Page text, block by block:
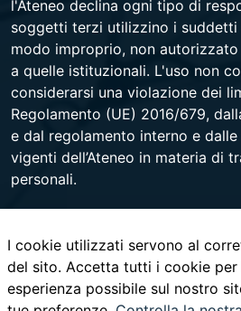
l'Ateneo declina ogni tipo di
soggetti terzi utilizzino i suddetti
modo improprio, non
a quelle istituzionali. L'uso non
considerarsi una violazione dei
Regolamento (UE) 2016/679,
e dal regolamento interno e
vigenti dell’Ateneo in materia di
personali.
Università degli Studi di Napoli
Corso Umberto I 40 - 80138
081 2531111 -
I cookie utilizzati servono al
del sito. Accetta tutti i cookie per
esperienza possibile sul nostro